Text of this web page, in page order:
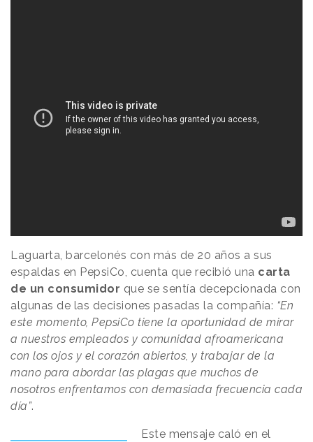
Laguarta, barcelonés con más de 20 años a sus
espaldas en PepsiCo, cuenta que recibió una carta
de un consumidor que se sentía decepcionada con
algunas de las decisiones pasadas la compañía: “En
este momento, PepsiCo tiene la oportunidad de mirar
a nuestros empleados y comunidad afroamericana
con los ojos y el corazón abiertos, y trabajar de la
mano para abordar las plagas que muchos de
nosotros enfrentamos con demasiada frecuencia cada
día”.
Este mensaje caló en el